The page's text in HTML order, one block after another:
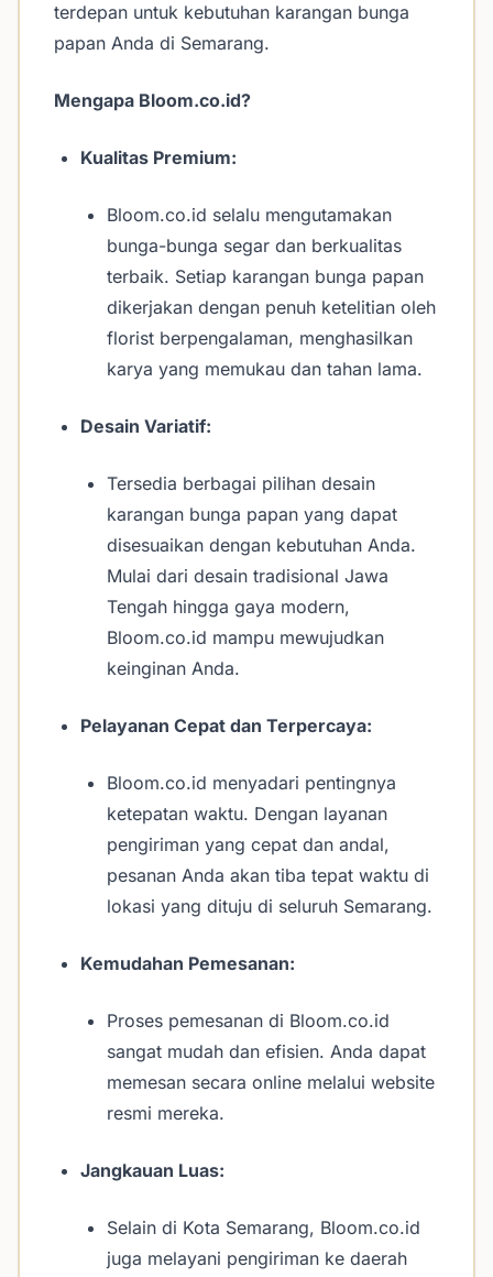
terdepan untuk kebutuhan karangan bunga
papan Anda di Semarang.
Mengapa Bloom.co.id?
Kualitas Premium:
Bloom.co.id selalu mengutamakan
bunga-bunga segar dan berkualitas
terbaik. Setiap karangan bunga papan
dikerjakan dengan penuh ketelitian oleh
florist berpengalaman, menghasilkan
karya yang memukau dan tahan lama.
Desain Variatif:
Tersedia berbagai pilihan desain
karangan bunga papan yang dapat
disesuaikan dengan kebutuhan Anda.
Mulai dari desain tradisional Jawa
Tengah hingga gaya modern,
Bloom.co.id mampu mewujudkan
keinginan Anda.
Pelayanan Cepat dan Terpercaya:
Bloom.co.id menyadari pentingnya
ketepatan waktu. Dengan layanan
pengiriman yang cepat dan andal,
pesanan Anda akan tiba tepat waktu di
lokasi yang dituju di seluruh Semarang.
Kemudahan Pemesanan:
Proses pemesanan di Bloom.co.id
sangat mudah dan efisien. Anda dapat
memesan secara online melalui website
resmi mereka.
Jangkauan Luas:
Selain di Kota Semarang, Bloom.co.id
juga melayani pengiriman ke daerah